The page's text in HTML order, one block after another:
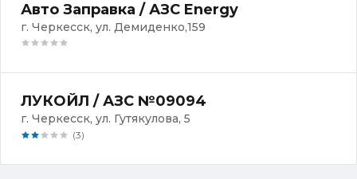
Авто Заправка / АЗС Energy
г. Черкесск, ул. Демиденко,159
ЛУКОЙЛ / АЗС №09094
г. Черкесск, ул. Гутякулова, 5
(3)